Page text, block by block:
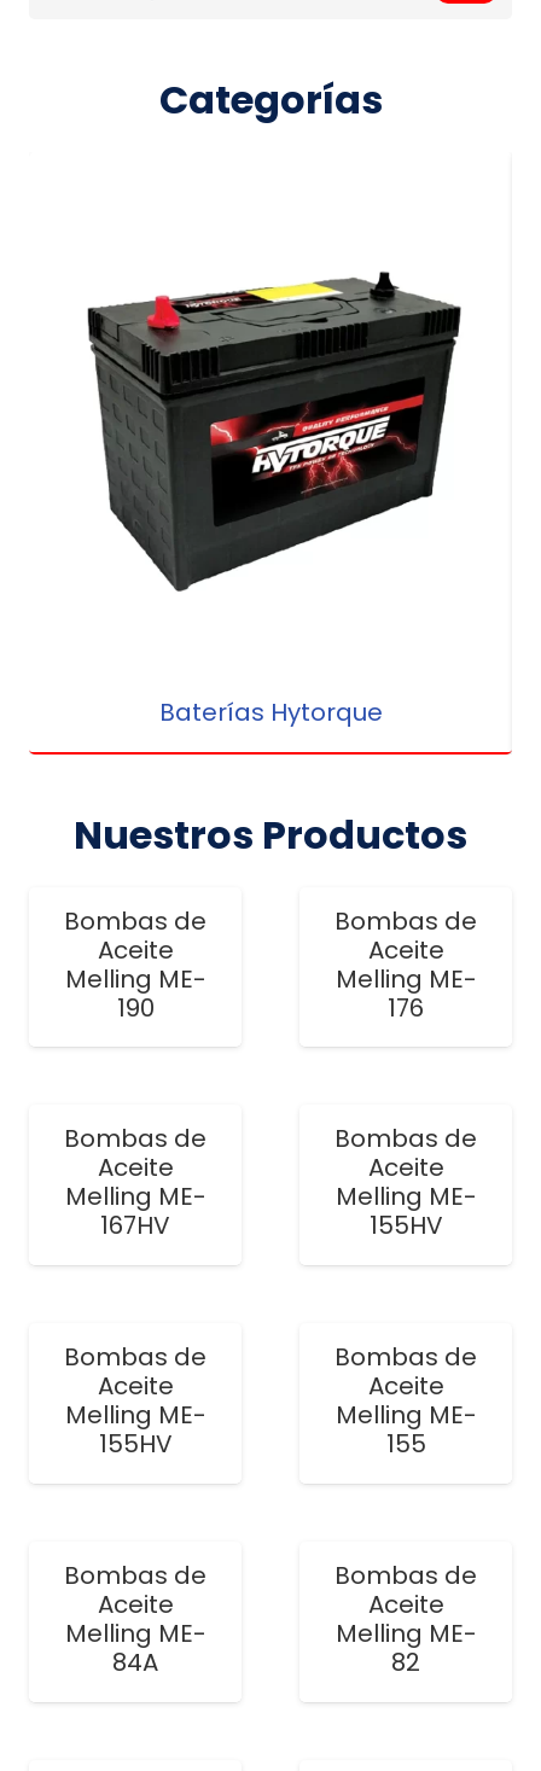
Categorías
Baterías Hytorque
Nuestros Productos
Bombas de
Aceite
Melling ME-
190
Bombas de
Aceite
Melling ME-
176
Bombas de
Aceite
Melling ME-
167HV
Bombas de
Aceite
Melling ME-
155HV
Bombas de
Aceite
Melling ME-
155HV
Bombas de
Aceite
Melling ME-
155
Bombas de
Aceite
Melling ME-
84A
Bombas de
Aceite
Melling ME-
82